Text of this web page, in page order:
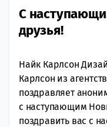
C
друзья!
Найк Карлсон
Карлсон из
поздравляет
с наступающим
поздравить вас с